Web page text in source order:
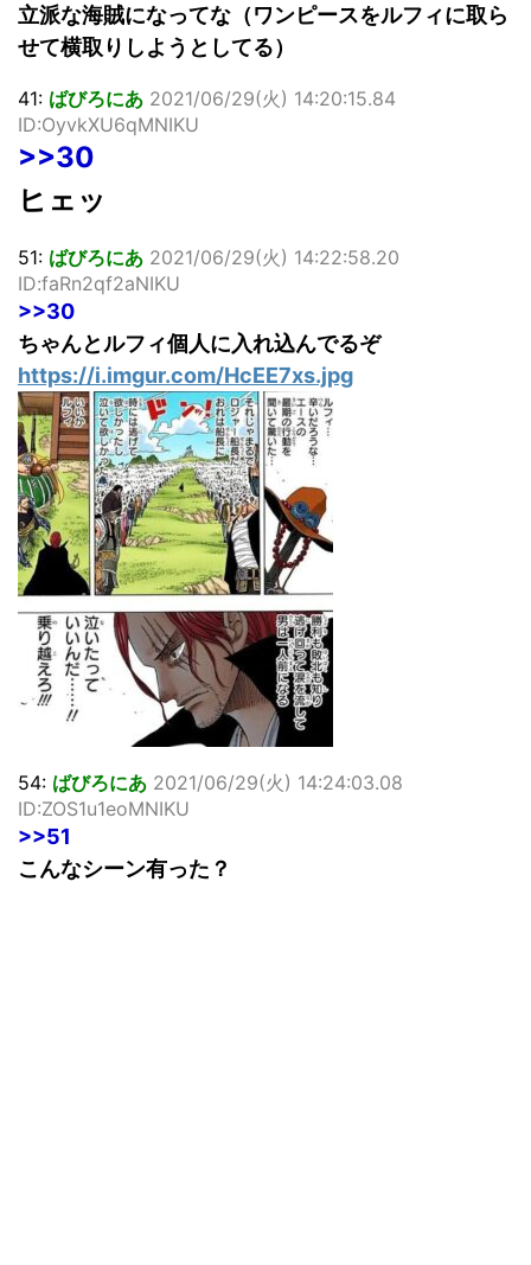
立派な海賊になってな（ワンピースをルフィに取ら
せて横取りしようとしてる）
41: ばびろにあ 2021/06/29(火) 14:20:15.84
ID:OyvkXU6qMNIKU
>>30
ヒェッ
51: ばびろにあ 2021/06/29(火) 14:22:58.20
ID:faRn2qf2aNIKU
>>30
ちゃんとルフィ個人に入れ込んでるぞ
https://i.imgur.com/HcEE7xs.jpg
54: ばびろにあ 2021/06/29(火) 14:24:03.08
ID:ZOS1u1eoMNIKU
>>51
こんなシーン有った？